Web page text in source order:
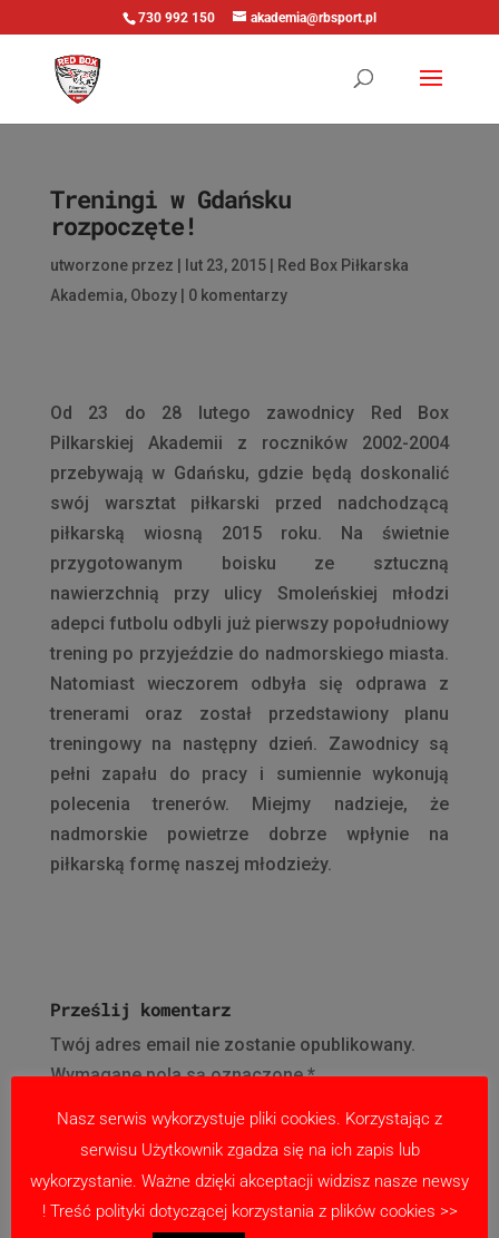
730 992 150 akademia@rbsport.pl
Treningi w Gdańsku
rozpoczęte!
utworzone przez lut 23, 2015|
Red Box Piłkarska
Akademia, Obozy| 0 komentarzy
Od 23 do 28 lutego zawodnicy Red Box
Pilkarskiej Akademii z roczników 2002-2004
przebywają w Gdańsku, gdzie będą doskonalić
swój warsztat piłkarski przed nadchodzącą
piłkarską wiosną 2015 roku. Na świetnie
przygotowanym boisku ze sztuczną
nawierzchnią przy ulicy Smoleńskiej młodzi
adepci futbolu odbyli już pierwszy popołudniowy
trening po przyjeździe do nadmorskiego miasta.
Natomiast wieczorem odbyła się odprawa z
trenerami oraz został przedstawiony planu
treningowy na następny dzień. Zawodnicy są
pełni zapału do pracy i sumiennie wykonują
polecenia trenerów. Miejmy nadzieje, że
nadmorskie powietrze dobrze wpłynie na
piłkarską formę naszej młodzieży.
Prześlij komentarz
Twój adres email nie zostanie opublikowany.
Wymagane pola są oznaczone*
Nasz serwis wykorzystuje pliki cookies. Korzystając z
serwisu Użytkownik zgadza się na ich zapis lub
wykorzystanie. Ważne dzięki akceptacji widzisz nasze newsy
! Treść polityki dotyczącej korzystania z plików cookies >>